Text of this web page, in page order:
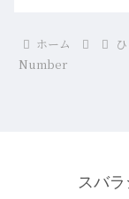
ホーム
Number
スバラ